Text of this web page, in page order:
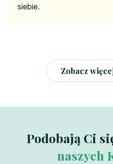
siebie.
Zobacz
Podobają Ci
naszych